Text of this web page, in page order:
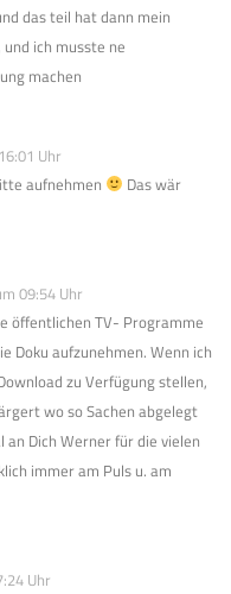
das teil hat dann mein
ich musste ne
machen
Uhr
aufnehmen
Das wär
09:54 Uhr
öffentlichen TV- Programme
Doku aufzunehmen. Wenn ich
zu Verfügung stellen,
wo so Sachen abgelegt
an Dich Werner für die vielen
immer am Puls u. am
Uhr